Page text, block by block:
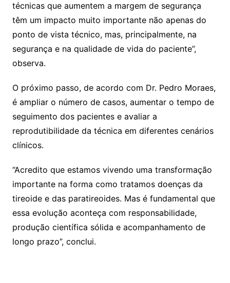
técnicas que aumentem a margem de segurança
têm um impacto muito importante não apenas do
ponto de vista técnico, mas, principalmente, na
segurança e na qualidade de vida do paciente”,
observa.
O próximo passo, de acordo com Dr. Pedro Moraes,
é ampliar o número de casos, aumentar o tempo de
seguimento dos pacientes e avaliar a
reprodutibilidade da técnica em diferentes cenários
clínicos.
“Acredito que estamos vivendo uma transformação
importante na forma como tratamos doenças da
tireoide e das paratireoides. Mas é fundamental que
essa evolução aconteça com responsabilidade,
produção científica sólida e acompanhamento de
longo prazo”, conclui.